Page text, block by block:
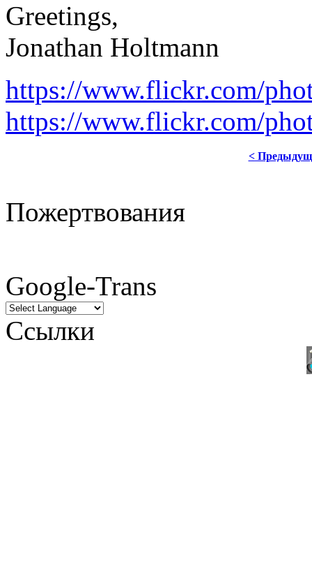
Greetings,
Jonathan Holtmann
https://www.flickr.com/
https://www.flickr.com/
<
Пожертвования
Google-Trans
Ссылки